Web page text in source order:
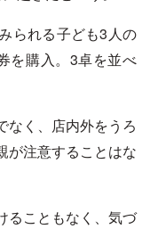
られる子ども3人の
を購入。3卓を並べ
なく、店内外をうろ
が注意することはな
ることもなく、気づ